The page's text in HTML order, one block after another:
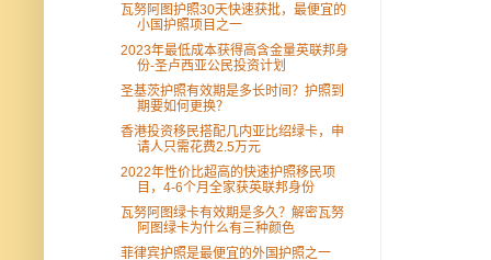
瓦努阿图护照30天快速获批，最便宜的
小国护照项目之一
2023年最低成本获得高含金量英联邦身
份-圣卢西亚公民投资计划
圣基茨护照有效期是多长时间？护照到
期要如何更换？
香港投资移民搭配几内亚比绍绿卡，申
请人只需花费2.5万元
2022年性价比超高的快速护照移民项
目，4-6个月全家获英联邦身份
瓦努阿图绿卡有效期是多久？解密瓦努
阿图绿卡为什么有三种颜色
菲律宾护照是最便宜的外国护照之一